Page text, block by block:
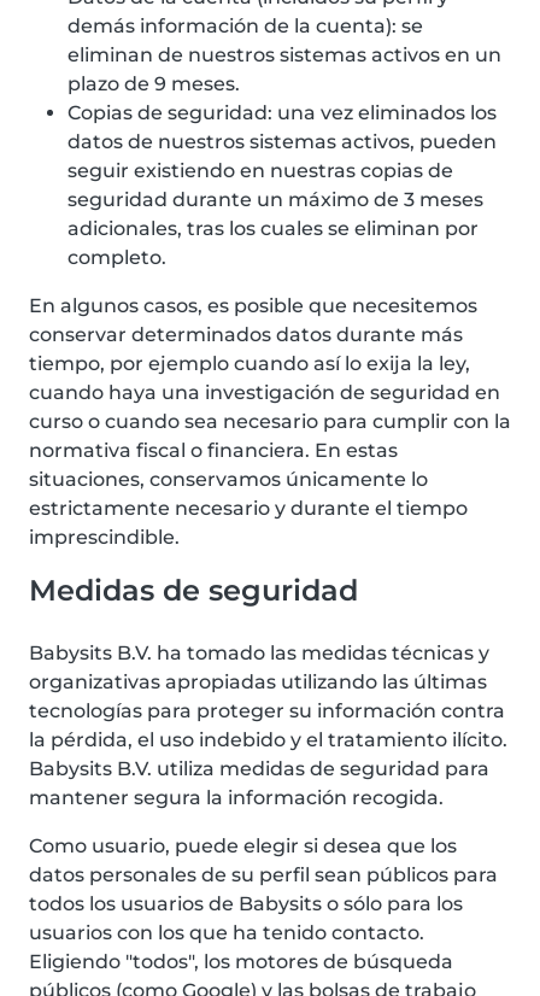
demás información de la cuenta): se
eliminan de nuestros sistemas activos en un
plazo de 9 meses.
Copias de seguridad: una vez eliminados los
datos de nuestros sistemas activos, pueden
seguir existiendo en nuestras copias de
seguridad durante un máximo de 3 meses
adicionales, tras los cuales se eliminan por
completo.
En algunos casos, es posible que necesitemos
conservar determinados datos durante más
tiempo, por ejemplo cuando así lo exija la ley,
cuando haya una investigación de seguridad en
curso o cuando sea necesario para cumplir con la
normativa fiscal o financiera. En estas
situaciones, conservamos únicamente lo
estrictamente necesario y durante el tiempo
imprescindible.
Medidas de seguridad
Babysits B.V. ha tomado las medidas técnicas y
organizativas apropiadas utilizando las últimas
tecnologías para proteger su información contra
la pérdida, el uso indebido y el tratamiento ilícito.
Babysits B.V. utiliza medidas de seguridad para
mantener segura la información recogida.
Como usuario, puede elegir si desea que los
datos personales de su perfil sean públicos para
todos los usuarios de Babysits o sólo para los
usuarios con los que ha tenido contacto.
Eligiendo "todos", los motores de búsqueda
públicos (como Google) y las bolsas de trabajo